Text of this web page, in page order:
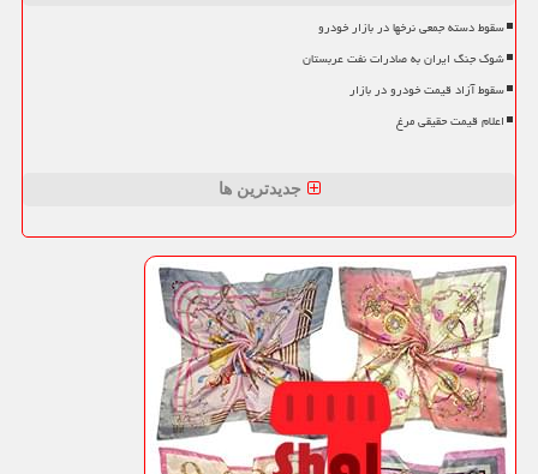
سقوط دسته جمعی نرخها در بازار خودرو
شوک جنگ ایران به صادرات نفت عربستان
سقوط آزاد قیمت خودرو در بازار
اعلام قیمت حقیقی مرغ
جدیدترین ها